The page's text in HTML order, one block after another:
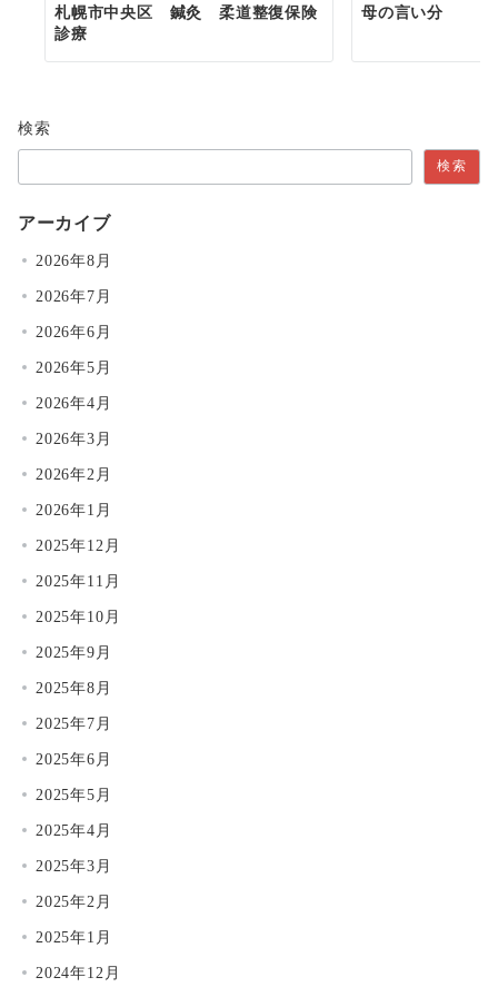
札幌市中央区 鍼灸 柔道整復保険
診療
母の言い分
検索
検索
アーカイブ
2026年8月
2026年7月
2026年6月
2026年5月
2026年4月
2026年3月
2026年2月
2026年1月
2025年12月
2025年11月
2025年10月
2025年9月
2025年8月
2025年7月
2025年6月
2025年5月
2025年4月
2025年3月
2025年2月
2025年1月
2024年12月